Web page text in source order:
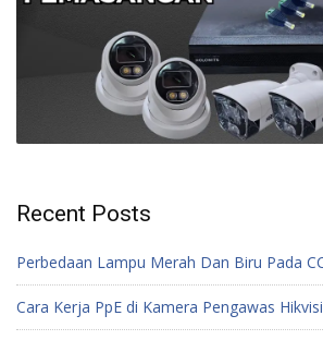
Recent Posts
Perbedaan Lampu Merah Dan Biru Pada
Cara Kerja PpE di Kamera Pengawas